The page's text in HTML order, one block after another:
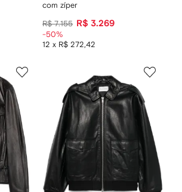
com zíper
R$ 7.155 R$ 3.269
12 x R$ 272,42
-50%